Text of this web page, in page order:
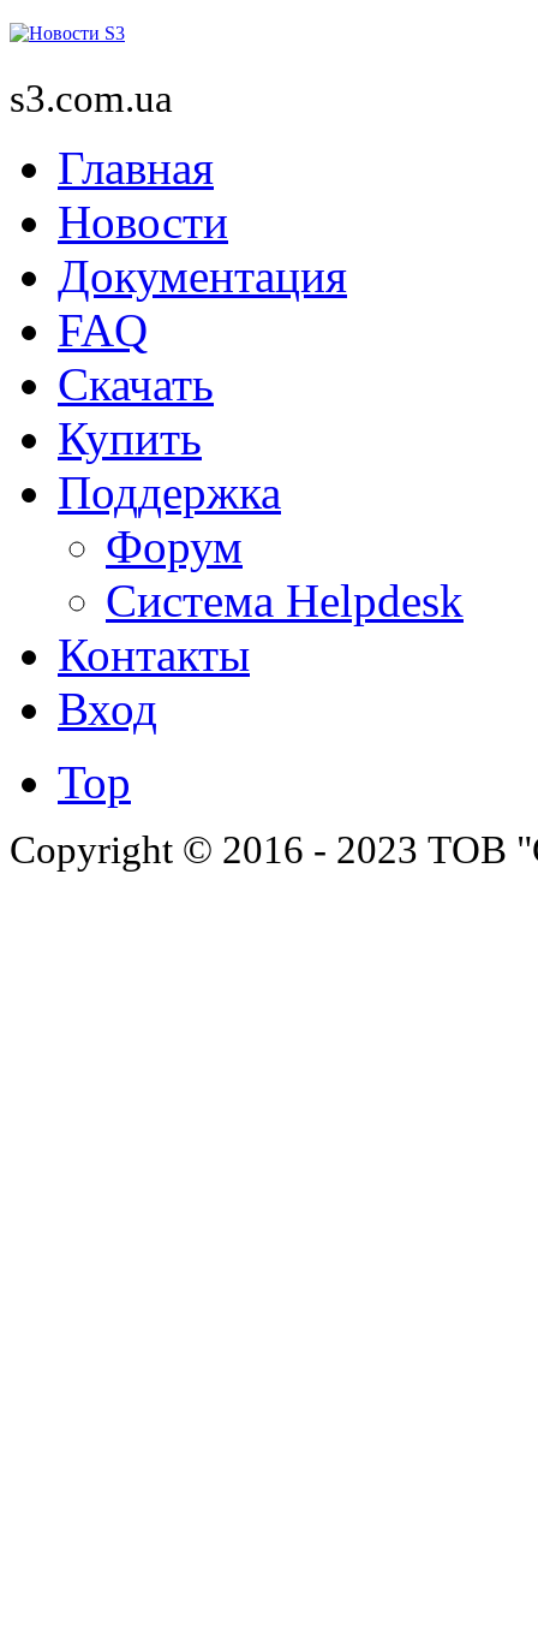
s3.com.ua
Главная
Новости
Документация
FAQ
Скачать
Купить
Поддержка
Форум
Система Helpdesk
Контакты
Вход
Top
Copyright © 2016 - 2023 ТОВ